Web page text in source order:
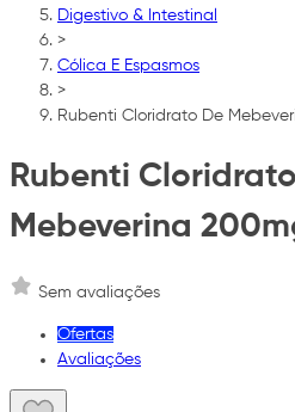
Digestivo & Intestinal
>
Cólica E Espasmos
>
Rubenti Cloridrato De
Rubenti
Mebeverina
Sem avaliações
Ofertas
Avaliações